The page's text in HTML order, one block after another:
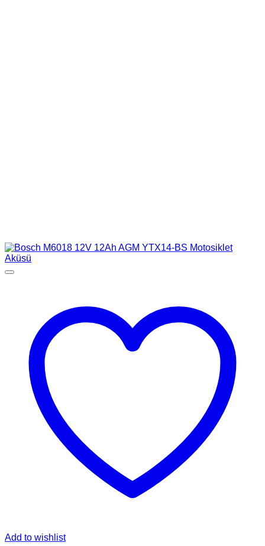
Add to wishlist